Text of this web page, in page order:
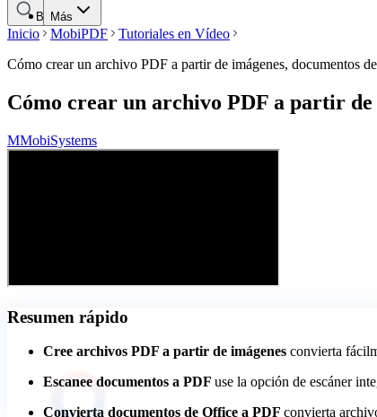
Más
Buscar
Inicio MobiPDF
Tutoriales en Vídeo
Cómo crear un archivo PDF a partir de imágenes, documentos
Cómo crear un archivo PDF a partir de
MMobiSystems
Resumen rápido
Cree archivos PDF a partir de imágenes convierta
Escanee documentos a PDF use la opción de escáner
Convierta documentos de Office a PDF convierta